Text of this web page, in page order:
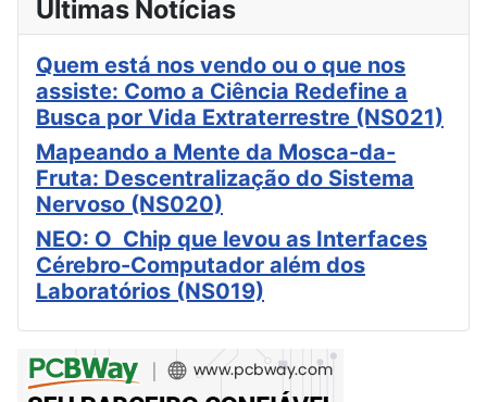
Últimas Notícias
Quem está nos vendo ou o que nos
assiste: Como a Ciência Redefine a
Busca por Vida Extraterrestre (NS021)
Mapeando a Mente da Mosca-da-
Fruta: Descentralização do Sistema
Nervoso (NS020)
NEO: O Chip que levou as Interfaces
Cérebro-Computador além dos
Laboratórios (NS019)